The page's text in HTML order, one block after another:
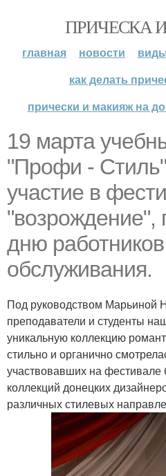
ПРИЧЕСКА
главная новости
как делать
прически и макияж на
19 марта
"Профи -
участие в
дню
обслуживания.
Под руководством Марьиной
преподаватели и студенты
уникальную коллекцию
стильно и органично
участвовавших на фестивале
коллекций донецких
различных стилевых